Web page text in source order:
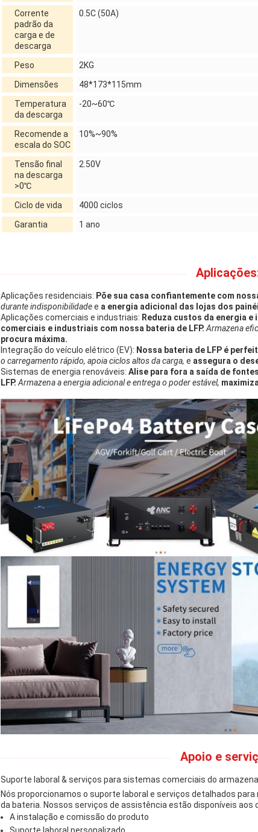
Corrente
padrão da
carga e de
descarga
0.5C (50A)
Peso
2KG
Dimensões
48*173*115mm
Temperatura
da descarga
-20~60℃
Recomende a
escala do SOC
10%~90%
Tensão final
na descarga
>0℃
2.50V
Ciclo de vida
4000 ciclos
Garantia
1 ano
Aplicações residenciais: Põe sua casa confiantemente com
durante indisponibilidadee a energia adicional das lojas dos
Aplicações comerciais e industriais: Reduza custos da energia
comerciais e industriais com nossa bateria de LFP. Armazena
procura máxima.
Integração do veículo elétrico (EV): Nossa bateria de LFP é
o carregamento rápido, apoia ciclos altos da carga, e assegura o
Sistemas de energia renováveis: Alise para fora a saída de
LFP. Armazena a energia adicional e entrega o poder estável,
Apoio e
Suporte laboral & serviços para sistemas comerciais do
Nós proporcionamos o suporte laboral e serviços detalhados
da bateria. Nossos serviços de assistência estão disponíveis aos
A instalação e comissão do produto
Suporte laboral personalizado